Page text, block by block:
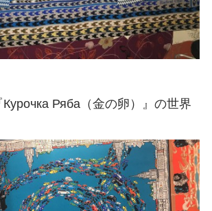
Ряба（金の卵）』の世界